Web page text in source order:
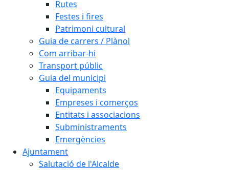
Rutes
Festes i fires
Patrimoni cultural
Guia de carrers / Plànol
Com arribar-hi
Transport públic
Guia del municipi
Equipaments
Empreses i comerços
Entitats i associacions
Subministraments
Emergències
Ajuntament
Salutació de l'Alcalde